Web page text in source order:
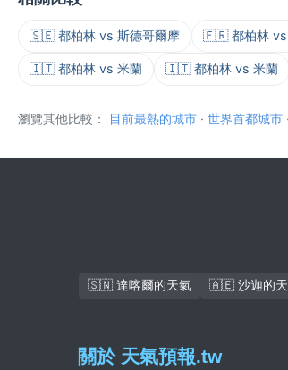
🇸🇪 都柏林 vs 斯德哥爾摩 🇫🇷 都柏林 vs
🇮🇹 都柏林 vs 米蘭 🇮🇹 都柏林 vs 米蘭
瀏覽其他比較： 目前最熱的城市 · 世界首都城市 ·
🇸🇳 達喀爾的天氣 🇦🇪 沙迦的
關於 天氣預報.tw